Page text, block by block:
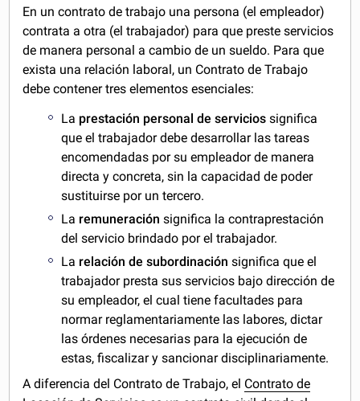
En un contrato de trabajo una persona (el empleador)
contrata a otra (el trabajador) para que preste servicios
de manera personal a cambio de un sueldo. Para que
exista una relación laboral, un Contrato de Trabajo
debe contener tres elementos esenciales:
La prestación personal de servicios significa
que el trabajador debe desarrollar las tareas
encomendadas por su empleador de manera
directa y concreta, sin la capacidad de poder
sustituirse por un tercero.
La remuneración significa la contraprestación
del servicio brindado por el trabajador.
La relación de subordinación significa que el
trabajador presta sus servicios bajo dirección de
su empleador, el cual tiene facultades para
normar reglamentariamente las labores, dictar
las órdenes necesarias para la ejecución de
estas, fiscalizar y sancionar disciplinariamente.
A diferencia del Contrato de Trabajo, el Contrato de